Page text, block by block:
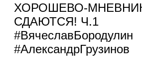
ХОРОШЕВО-
СДАЮТСЯ! Ч.1
#ВячеславБородулин
#АлександрГрузинов